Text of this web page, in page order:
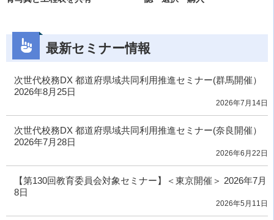
最新セミナー情報
次世代校務DX 都道府県域共同利用推進セミナー(群馬開催）
2026年8月25日
2026年7月14日
次世代校務DX 都道府県域共同利用推進セミナー(奈良開催）
2026年7月28日
2026年6月22日
【第130回教育委員会対象セミナー】＜東京開催＞ 2026年7月
8日
2026年5月11日